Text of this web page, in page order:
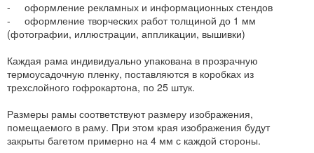
- оформление рекламных и информационных стендов
- оформление творческих работ толщиной до 1 мм
(фотографии, иллюстрации, аппликации, вышивки)
Каждая рама индивидуально упакована в прозрачную
термоусадочную пленку, поставляются в коробках из
трехслойного гофрокартона, по 25 штук.
Размеры рамы соответствуют размеру изображения,
помещаемого в раму. При этом края изображения будут
закрыты багетом примерно на 4 мм с каждой стороны.